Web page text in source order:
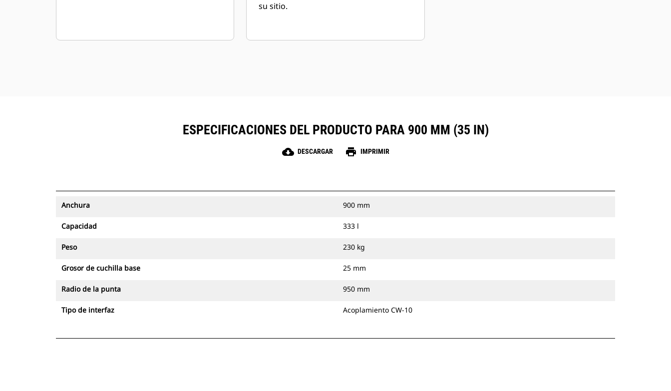
su sitio.
ESPECIFICACIONES DEL PRODUCTO PARA 900 MM (35 IN)
cloud_download DESCARGAR print IMPRIMIR
Anchura 900 mm
Capacidad 333 l
Peso 230 kg
Grosor de cuchilla base 25 mm
Radio de la punta 950 mm
Tipo de interfaz Acoplamiento CW-10